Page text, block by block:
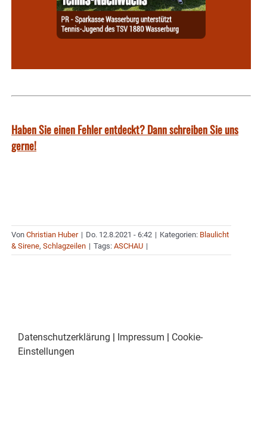
Haben Sie einen Fehler entdeckt? Dann schreiben Sie uns
gerne!
Von Christian Huber | Do. 12.8.2021 - 6:42 | Kategorien: Blaulicht
& Sirene, Schlagzeilen | Tags: ASCHAU |
Datenschutzerklärung Impressum
Cookie-
Einstellungen